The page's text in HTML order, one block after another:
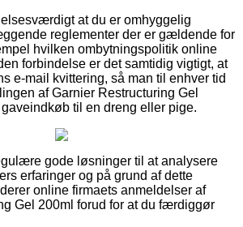
at du er omhyggelig
reglementer der er gældende for
hvilken ombytningspolitik online
forbindelse er det samtidig vigtigt, at
e-mail kvittering, så man til enhver tid
af Garnier Restructuring Gel
til en dreng eller pige.
gode løsninger til at analysere
erfaringer og på grund af dette
online firmaets anmeldelser af
Gel 200ml forud for at du færdiggør